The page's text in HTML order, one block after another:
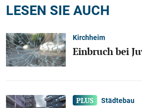
LESEN SIE AUCH
Kirchheim
Einbruch bei
Städtebau